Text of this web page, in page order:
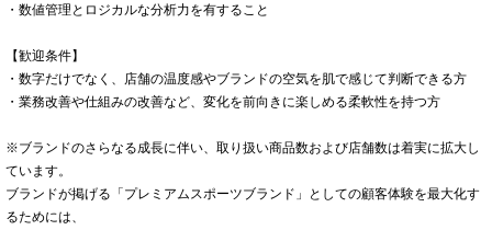
・数値管理とロジカルな分析力を有すること
【歓迎条件】
・数字だけでなく、店舗の温度感やブランドの空気を肌で感じて判断できる方
・業務改善や仕組みの改善など、変化を前向きに楽しめる柔軟性を持つ方
※ブランドのさらなる成長に伴い、取り扱い商品数および店舗数は着実に拡大し
ています。
ブランドが掲げる「プレミアムスポーツブランド」としての顧客体験を最大化す
るためには、